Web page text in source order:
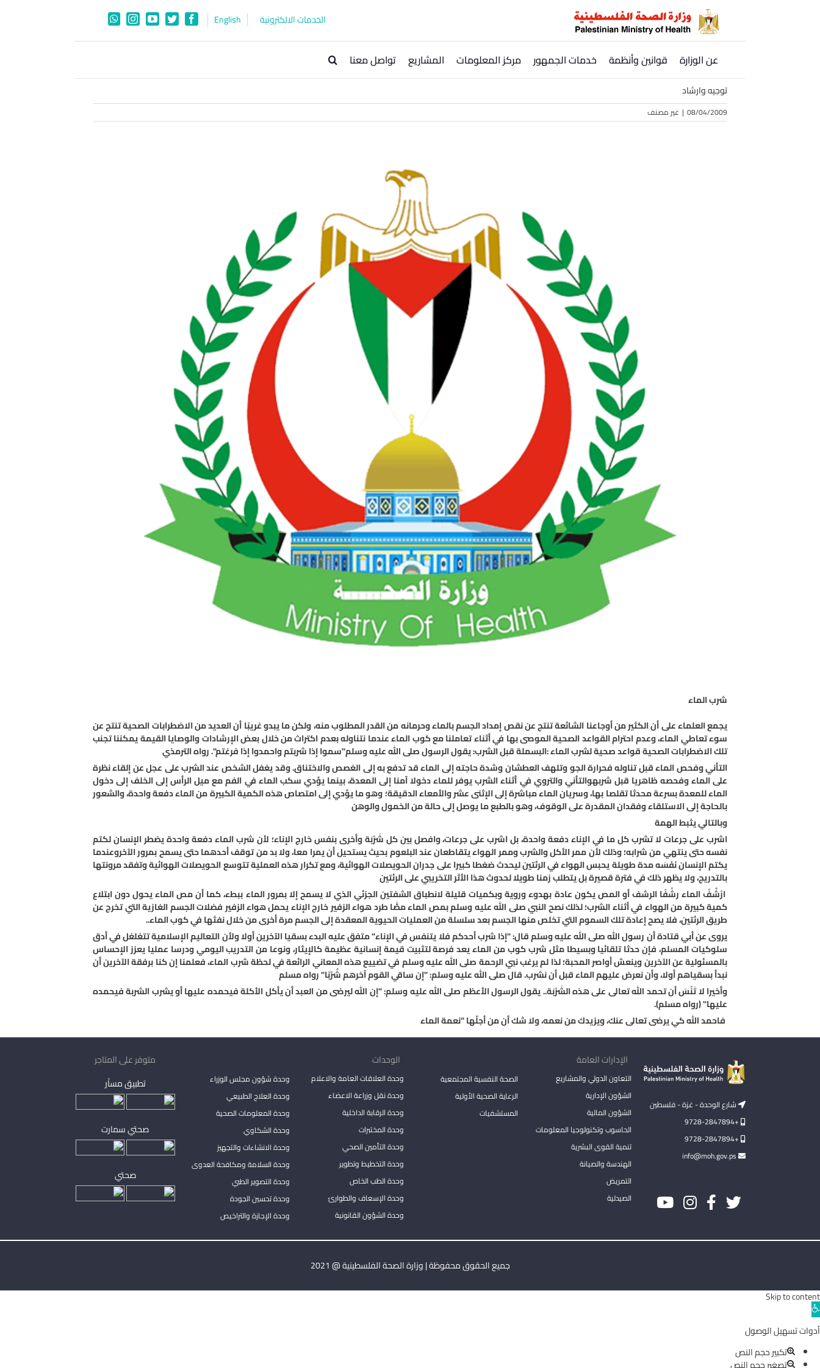
الخدمات الالكترونية English
Facebook
Twitter
YouTube
Instagram
WhatsApp
عن الوزارة قوانين وأنظمة خدمات الجمهور مركز المعلومات المشاريع تواصل معنا
توجيه وارشاد
08/04/2009
| غير مصنف
شرب الماء
يجمع العلماء على أن الكثير من أوجاعنا الشائعة تنتج عن نقص إمداد الجسم بالماء وحرمانه من القدر المطلوب منه، ولكن ما يبدو غريبًا أن العديد من الاضطرابات الصحية تنتج عن
سوء تعاطي الماء، وعدم احترام القواعد الصحية الموصى بها في أثناء تعاملنا مع كوب الماء عندما نتناوله بعدم اكتراث من خلال بعض الإرشادات والوصايا القيمة يمكننا تجنب
تلك الاضطرابات الصحية قواعد صحية لشرب الماء :البسملة قبل الشرب: يقول الرسول صلى الله عليه وسلم"سموا إذا شربتم واحمدوا إذا فرغتم". رواه الترمذي
التأني وفحص الماء قبل تناوله فحرارة الجو وتلهف العطشان وشدة حاجته إلى الماء قد تدفع به إلى الغصص والاختناق. وقد يغفل الشخص عند الشرب على عجل عن إلقاء نظرة
على الماء وفحصه ظاهريا قبل شربهوالتأني والتروي في أثناء الشرب يوفر للماء دخولا آمنا إلى المعدة، بينما يؤدي سكب الماء في الفم مع ميل الرأس إلى الخلف إلى دخول
الماء للمعدة بسرعة محدثا تقلصا بها، وسريان الماء مباشرة إلى الإثنى عشر والأمعاء الدقيقة؛ وهو ما يؤدي إلى امتصاص هذه الكمية الكبيرة من الماء دفعة واحدة، والشعور
بالحاجة إلى الاستلقاء وفقدان المقدرة على الوقوف، وهو بالطبع ما يوصل إلى حالة من الخمول والوهن
وبالتالي يثبط الهمة
اشرب على جرعات لا تشرب كل ما في الإناء دفعة واحدة، بل اشرب على جرعات، وافصل بين كل شَرْبَة وأخرى بنفس خارج الإناء؛ لأن شرب الماء دفعة واحدة يضطر الإنسان لكتم
نفسه حتى ينتهي من شرابه؛ وذلك لأن ممر الأكل والشرب وممر الهواء يتقاطعان عند البلعوم بحيث يستحيل أن يمرا معا، ولا بد من توقف أحدهما حتى يسمح بمرور الآخروعندما
يكتم الإنسان نَفَسَه مدة طويلة يحبس الهواء في الرئتين ليحدث ضغطا كبيرا على جدران الحويصلات الهوائية، ومع تكرار هذه العملية تتوسع الحويصلات الهوائية وتفقد مرونتها
بالتدريج، ولا يظهر ذلك في فترة قصيرة بل يتطلب زمنا طويلا لحدوث هذا الأثر التخريبي على الرئتين
ارْشُفْ الماء رشْفًا الرشف أو المص يكون عادة بهدوء وروية وبكميات قليلة لانطباق الشفتين الجزئي الذي لا يسمح إلا بمرور الماء ببطء، كما أن مص الماء يحول دون ابتلاع
كمية كبيرة من الهواء في أثناء الشرب؛ لذلك نصح النبي صلى الله عليه وسلم بمص الماء مصًّا طرد هواء الزفير خارج الإناء يحمل هواء الزفير فضلات الجسم الغازية التي تخرج عن
طريق الرئتين، فلا يصح إعادة تلك السموم التي تخلص منها الجسم بعد سلسلة من العمليات الحيوية المعقدة إلى الجسم مرة أخرى من خلال نفثها في كوب الماء..
يروى عن أبي قتادة أن رسول الله صلى الله عليه وسلم قال: "إذا شرب أحدكم فلا يتنفس في الإناء" متفق عليه البدء بسقيا الآخرين أولا ولأن التعاليم الإسلامية تتغلغل في أدق
سلوكيات المسلم، فإن حدثا تلقائيا وبسيطا مثل شرب كوب من الماء يعد فرصة لتثبيت قيمة إنسانية عظيمة كالإيثار، ونوعا من التدريب اليومي ودرسا عمليا يعزز الإحساس
بالمسئولية عن الآخرين وينعش أواصر المحبة؛ لذا لم يرغب نبي الرحمة صلى الله عليه وسلم في تضييع هذه المعاني الرائعة في لحظة شرب الماء، فعلمنا إن كنا برفقة الآخرين أن
نبدأ بسقياهم أولا، وأن نعرض عليهم الماء قبل أن نشرب. قال صلى الله عليه وسلم: "إن ساقي القوم آخرهم شُرْبًا" رواه مسلم
وأخيرا لا تَنْسَ أن تحمد الله تعالى على هذه الشَرْبَة.. يقول الرسول الأعظم صلى الله عليه وسلم: "إن الله ليرضى من العبد أن يأكل الأكلة فيحمده عليها أو يشرب الشربة فيحمده
عليها" (رواه مسلم).
فاحمد الله كي يرضى تعالى عنك، ويزيدك من نعمه، ولا شك أن من أجلّها "نعمة الماء
شارع الوحدة - غزة - فلسطين
+9728-2847894
+9728-2847894
الإدارات العامة
التعاون الدولي والمشاريع
الشؤون الإدارية
الشؤون المالية
الحاسوب وتكنولوجيا المعلومات
تنمية القوى البشرية
الهندسة والصيانة
التمريض
الصيدلية
الصحة النفسية المجتمعية
الرعاية الصحية الأولية
المستشفيات
الوحدات
وحدة العلاقات العامة والاعلام
وحدة نقل وزراعة الاعضاء
وحدة الرقابة الداخلية
وحدة المختبرات
وحدة التأمين الصحي
وحدة التخطيط وتطوير
وحدة الطب الخاص
وحدة الإسعاف والطوارئ
وحدة الشؤون القانونية
وحدة شؤون مجلس الوزراء
وحدة العلاج الطبيعي
وحدة المعلومات الصحية
وحدة الشكاوي
وحدة الانشاءات والتجهيز
وحدة السلامة ومكافحة العدوى
وحدة التصوير الطبي
وحدة تحسين الجودة
وحدة الإجازة والتراخيص
متوفر على المتاجر
تطبيق مساْر
صحتي سمارت
صحتي
جميع الحقوق محفوظة | وزارة الصحة الفلسطينية @ 2021
Skip to content
Open
toolbar
أدوات تسهيل الوصول
تكبير حجم النص